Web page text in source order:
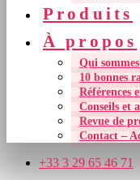
Produits
À propos
Qui
10 bonnes
Références
Conseils et
Revue de
Contact –
+33 3 29 65 46 71